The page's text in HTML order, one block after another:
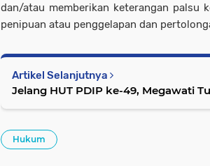
dan/atau memberikan keterangan palsu
penipuan atau penggelapan dan
Artikel Selanjutnya
Jelang HUT PDIP ke-49, Megawati
Hukum